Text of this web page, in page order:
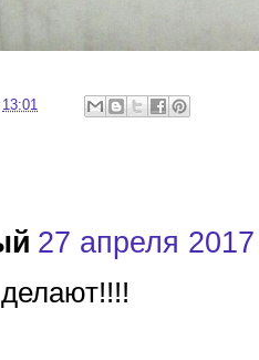
13:01
27 апреля 2017